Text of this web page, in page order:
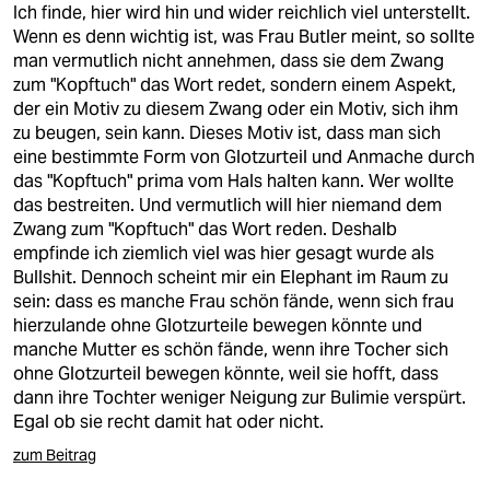
berlin
nord
wahrheit
verlag
verlag
veranstaltungen
shop
fragen & hilfe
unterstützen
abo
Ich finde, hier wird hin und wider reichlich viel unterstellt.
Wenn es denn wichtig ist, was Frau Butler meint, so sollte
man vermutlich nicht annehmen, dass sie dem Zwang
zum "Kopftuch" das Wort redet, sondern einem Aspekt,
der ein Motiv zu diesem Zwang oder ein Motiv, sich ihm
zu beugen, sein kann. Dieses Motiv ist, dass man sich
eine bestimmte Form von Glotzurteil und Anmache durch
das "Kopftuch" prima vom Hals halten kann. Wer wollte
das bestreiten. Und vermutlich will hier niemand dem
Zwang zum "Kopftuch" das Wort reden. Deshalb
empfinde ich ziemlich viel was hier gesagt wurde als
Bullshit. Dennoch scheint mir ein Elephant im Raum zu
sein: dass es manche Frau schön fände, wenn sich frau
hierzulande ohne Glotzurteile bewegen könnte und
manche Mutter es schön fände, wenn ihre Tocher sich
ohne Glotzurteil bewegen könnte, weil sie hofft, dass
dann ihre Tochter weniger Neigung zur Bulimie verspürt.
Egal ob sie recht damit hat oder nicht.
zum Beitrag